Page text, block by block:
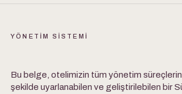
YÖNETİM SİSTEMİ
Bu belge, otelimizin tüm yönetim
şekilde uyarlanabilen ve geliştirilebilen bir